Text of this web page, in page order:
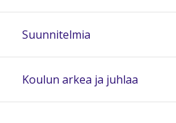
Suunnitelmia
Koulun arkea ja juhlaa